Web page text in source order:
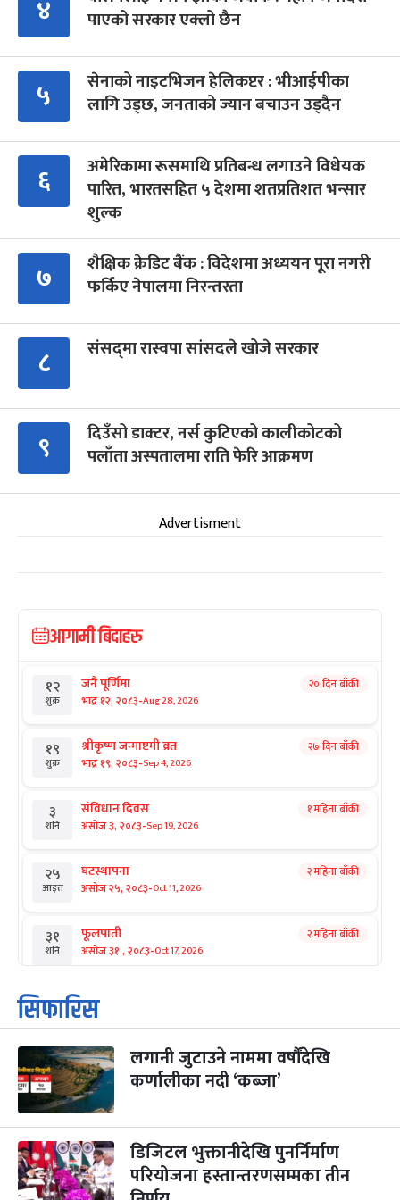
४
पाएको सरकार एक्लो छैन
५
सेनाको नाइटभिजन हेलिकप्टर : भीआईपीका
लागि उड्छ, जनताको ज्यान बचाउन उड्दैन
६
अमेरिकामा रूसमाथि प्रतिबन्ध लगाउने विधेयक
पारित, भारतसहित ५ देशमा शतप्रतिशत भन्सार
शुल्क
७
शैक्षिक क्रेडिट बैंक : विदेशमा अध्ययन पूरा नगरी
फर्किए नेपालमा निरन्तरता
८ संसद्‍मा रास्वपा सांसदले खोजे सरकार
९
दिउँसो डाक्टर, नर्स कुटिएको कालीकोटको
पलाँता अस्पतालमा राति फेरि आक्रमण
Advertisment
आगामी बिदाहरु
१२
शुक्र
जनै पूर्णिमा
भाद्र १२, २०८३-Aug 28, 2026
२० दिन बाँकी
१९
शुक्र
श्रीकृष्ण जन्माष्टमी व्रत
भाद्र १९, २०८३-Sep 4, 2026
२७ दिन बाँकी
३
शनि
संविधान दिवस
असोज ३, २०८३-Sep 19, 2026
१ महिना बाँकी
२५
आइत
घटस्थापना
असोज २५, २०८३-Oct 11, 2026
२ महिना बाँकी
३१
शनि
फूलपाती
असोज ३१ , २०८३-Oct 17, 2026
२ महिना बाँकी
१
आइत
कार्तिक सङ्क्रान्ति
कार्तिक १, २०८३
३
मंगल
महानवमी
कार्तिक ३, २०८३-Oct 20, 2026
२ महिना बाँकी
४
बुध
विजयादशमी
कार्तिक ४, २०८३-
५ पापा‌ङ्कुशा एकादशी व्रत २ महिना बाँकी
सिफारिस
लगानी जुटाउने नाममा वर्षौंदेखि
कर्णालीका नदी ‘कब्जा’
डिजिटल भुक्तानीदेखि पुनर्निर्माण
परियोजना हस्तान्तरणसम्मका तीन